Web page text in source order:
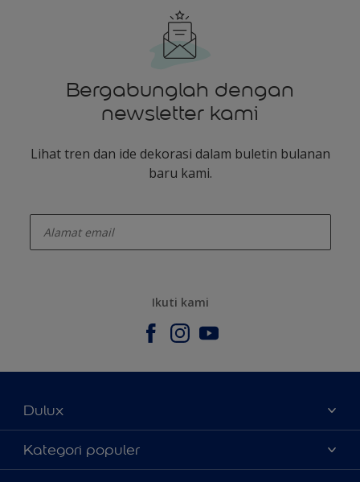
Bergabunglah dengan
newsletter kami
Lihat tren dan ide dekorasi dalam buletin bulanan
baru kami.
Ikuti kami
Dulux
Tentang Kami
Contact us
Kategori populer